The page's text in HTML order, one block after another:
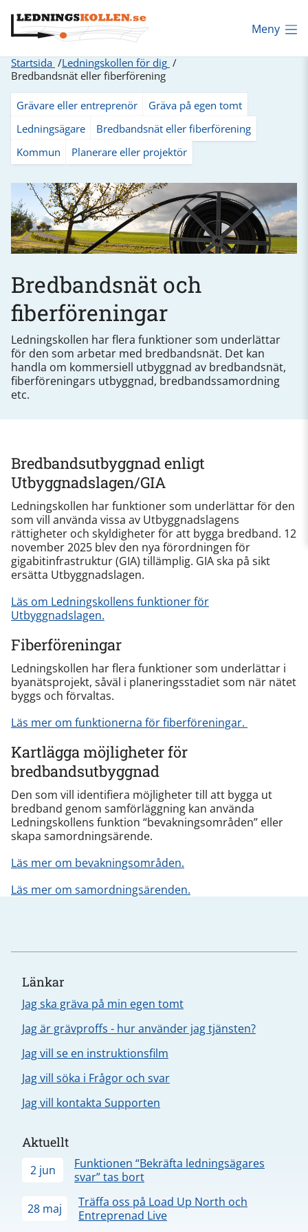
Meny
Startsida
Ledningskollen för dig
Bredbandsnät eller fiberförening
Grävare eller entreprenör
Gräva på egen tomt
Ledningsägare
Bredbandsnät eller fiberförening
Kommun
Planerare eller projektör
Bredbandsnät och
fiberföreningar
Ledningskollen har flera funktioner som underlättar
för den som arbetar med bredbandsnät. Det kan
handla om kommersiell utbyggnad av bredbandsnät,
fiberföreningars utbyggnad, bredbandssamordning
etc.
Bredbandsutbyggnad enligt
Utbyggnadslagen/GIA
Ledningskollen har funktioner som underlättar för den
som vill använda vissa av Utbyggnadslagens
rättigheter och skyldigheter för att bygga bredband. 12
november 2025 blev den nya förordningen för
gigabitinfrastruktur (GIA) tillämplig. GIA ska på sikt
ersätta Utbyggnadslagen.
Läs om Ledningskollens funktioner för
Utbyggnadslagen.
Fiberföreningar
Ledningskollen har flera funktioner som underlättar i
byanätsprojekt, såväl i planeringsstadiet som när nätet
byggs och förvaltas.
Läs mer om funktionerna för fiberföreningar.
Kartlägga möjligheter för
bredbandsutbyggnad
Den som vill identifiera möjligheter till att bygga ut
bredband genom samförläggning kan använda
Ledningskollens funktion “bevakningsområden” eller
skapa samordningsärende.
Läs mer om bevakningsområden.
Läs mer om samordningsärenden.
Länkar
Jag ska gräva på min egen tomt
Jag är grävproffs - hur använder jag tjänsten?
Jag vill se en instruktionsfilm
Jag vill söka i Frågor och svar
Jag vill kontakta Supporten
Aktuellt
2 jun
Funktionen “Bekräfta ledningsägares
svar” tas bort
28 maj
Träffa oss på Load Up North och
Entreprenad Live